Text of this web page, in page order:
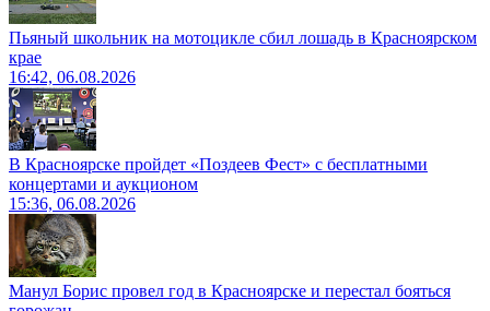
Пьяный школьник на мотоцикле сбил лошадь в Красноярском
крае
16:42, 06.08.2026
В Красноярске пройдет «Поздеев Фест» с бесплатными
концертами и аукционом
15:36, 06.08.2026
Манул Борис провел год в Красноярске и перестал бояться